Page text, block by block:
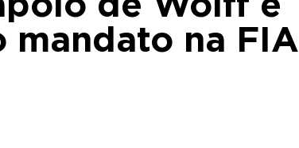
mandato na FIA